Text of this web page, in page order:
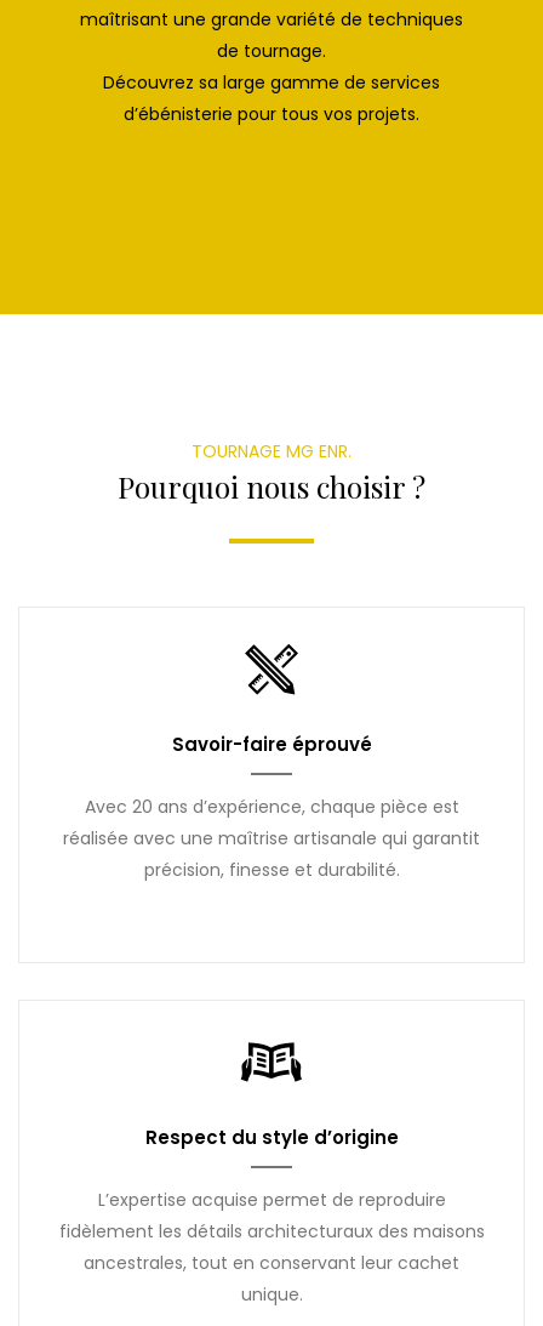
maîtrisant une grande variété de techniques
de tournage.
Découvrez sa large gamme de services
d’ébénisterie pour tous vos projets.
TOURNAGE MG ENR.
Pourquoi nous choisir ?
Savoir-faire éprouvé
Avec 20 ans d’expérience, chaque pièce est
réalisée avec une maîtrise artisanale qui garantit
précision, finesse et durabilité.
Respect du style d’origine
L’expertise acquise permet de reproduire
fidèlement les détails architecturaux des maisons
ancestrales, tout en conservant leur cachet
unique.